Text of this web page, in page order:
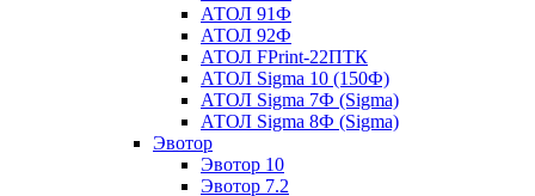
АТОЛ 91Ф
АТОЛ 92Ф
АТОЛ FPrint-22ПТК
АТОЛ Sigma 10 (150Ф)
АТОЛ Sigma 7Ф (Sigma)
АТОЛ Sigma 8Ф (Sigma)
Эвотор
Эвотор 10
Эвотор 7.2